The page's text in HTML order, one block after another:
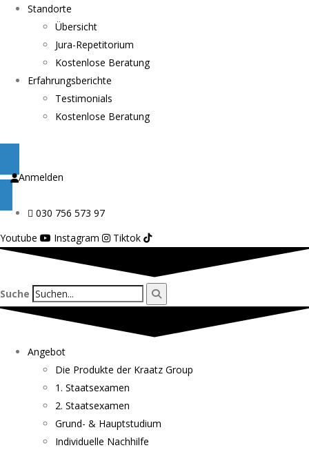
Standorte
Übersicht
Jura-Repetitorium
Kostenlose Beratung
Erfahrungsberichte
Testimonials
Kostenlose Beratung
Anmelden
030 756 573 97
Youtube
Instagram Tiktok
Suche
Angebot
Die Produkte der Kraatz Group
1. Staatsexamen
2. Staatsexamen
Grund- & Hauptstudium
Individuelle Nachhilfe